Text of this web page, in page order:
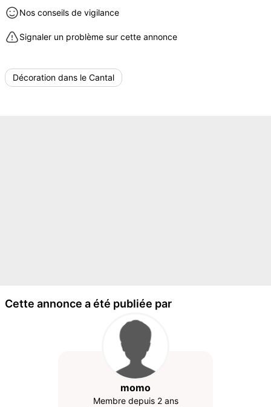
Nos conseils de vigilance
Signaler un problème sur cette annonce
Décoration dans le Cantal
Cette annonce a été publiée par
momo
Membre depuis 2 ans